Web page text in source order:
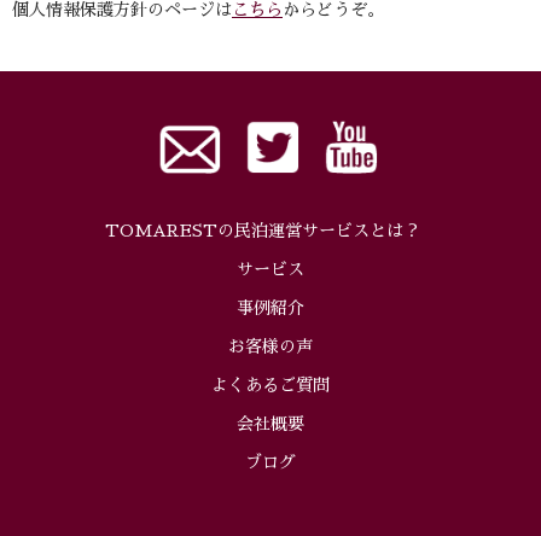
個人情報保護方針のページは こちら からどうぞ。
TOMARESTの民泊運営サービスとは？
サービス
事例紹介
お客様の声
よくあるご質問
会社概要
ブログ